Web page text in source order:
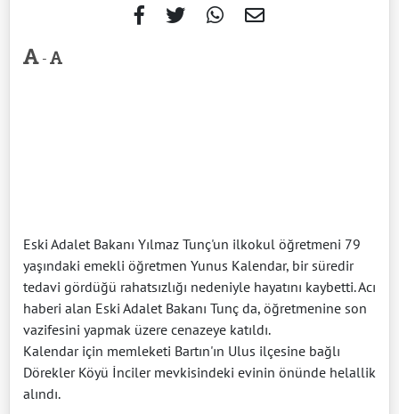
-
Eski Adalet Bakanı Yılmaz Tunç'un ilkokul öğretmeni 79
yaşındaki emekli öğretmen Yunus Kalendar, bir süredir
tedavi gördüğü rahatsızlığı nedeniyle hayatını kaybetti. Acı
haberi alan Eski Adalet Bakanı Tunç da, öğretmenine son
vazifesini yapmak üzere cenazeye katıldı.
Kalendar için memleketi Bartın'ın Ulus ilçesine bağlı
Dörekler Köyü İnciler mevkisindeki evinin önünde helallik
alındı.